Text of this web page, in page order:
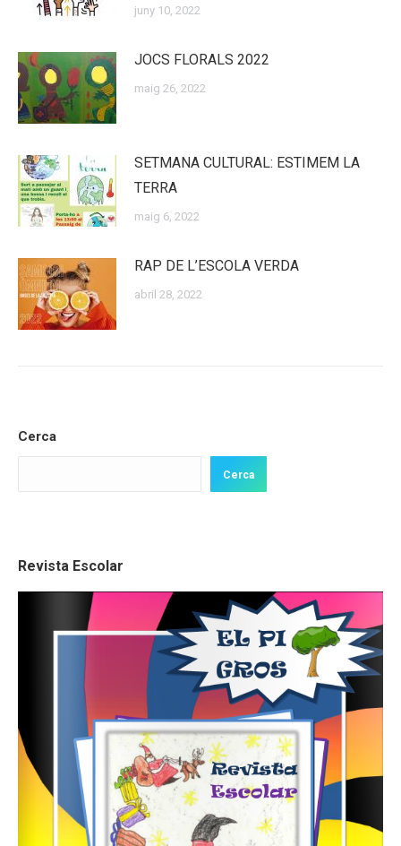
juny 10, 2022
JOCS FLORALS 2022
maig 26, 2022
SETMANA CULTURAL: ESTIMEM LA
TERRA
maig 6, 2022
RAP DE L’ESCOLA VERDA
abril 28, 2022
Cerca
Cerca
Revista Escolar